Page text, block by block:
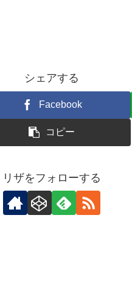
シェアする
Facebook
コピー
リザをフォローする